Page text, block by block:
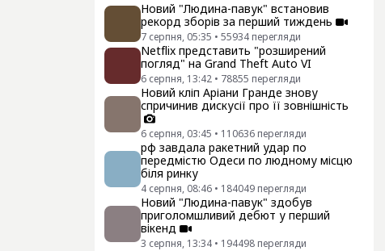
Новий "Людина-павук" встановив
рекорд зборів за перший тиждень
7 серпня, 05:35 • 55934 перегляди
Netflix представить "розширений
погляд" на Grand Theft Auto VI
6 серпня, 13:42 • 78855 перегляди
Новий кліп Аріани Гранде знову
спричинив дискусії про її зовнішність
6 серпня, 03:45 • 110636 перегляди
рф завдала ракетний удар по
передмістю Одеси по людному місцю
біля ринку
4 серпня, 08:46 • 184049 перегляди
Новий "Людина-павук" здобув
приголомшливий дебют у перший
вікенд
3 серпня, 13:34 • 194498 перегляди